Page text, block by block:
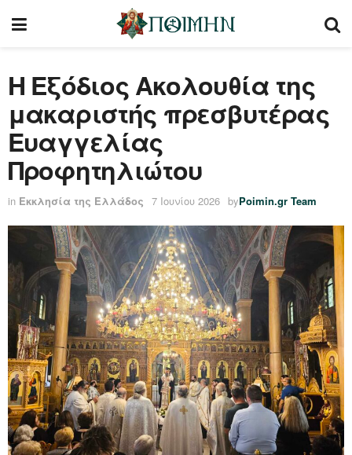
Η Εξόδιος Ακολουθία της
μακαριστής πρεσβυτέρας
Ευαγγελίας
Προφητηλιώτου
in Εκκλησία της Ελλάδος 7 Ιουνίου 2026 byPoimin.gr Team